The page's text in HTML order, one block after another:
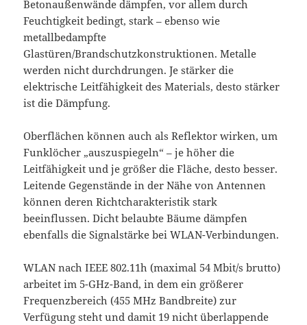
Betonaußenwände dämpfen, vor allem durch
Feuchtigkeit bedingt, stark – ebenso wie
metallbedampfte
Glastüren/Brandschutzkonstruktionen. Metalle
werden nicht durchdrungen. Je stärker die
elektrische Leitfähigkeit des Materials, desto stärker
ist die Dämpfung.
Oberflächen können auch als Reflektor wirken, um
Funklöcher „auszuspiegeln“ – je höher die
Leitfähigkeit und je größer die Fläche, desto besser.
Leitende Gegenstände in der Nähe von Antennen
können deren Richtcharakteristik stark
beeinflussen. Dicht belaubte Bäume dämpfen
ebenfalls die Signalstärke bei WLAN-Verbindungen.
WLAN nach IEEE 802.11h (maximal 54 Mbit/s brutto)
arbeitet im 5-GHz-Band, in dem ein größerer
Frequenzbereich (455 MHz Bandbreite) zur
Verfügung steht und damit 19 nicht überlappende